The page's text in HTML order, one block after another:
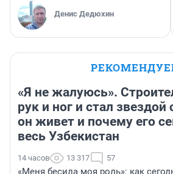
Денис Дедюхин
«Я не жалуюсь».
рук и ног и стал звездой
он живет и почему его
весь Узбекистан
14 часов 13 317 57
«Меня бесила моя роль»: как